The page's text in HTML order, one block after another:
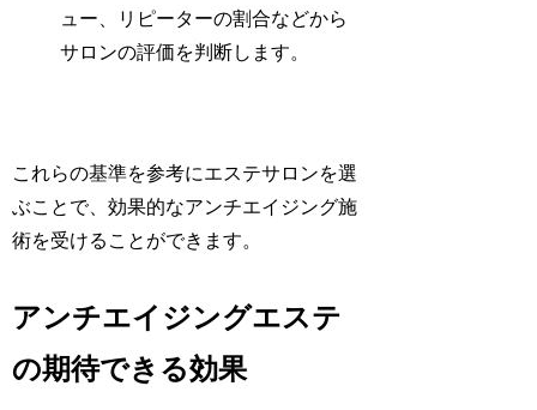
ュー、リピーターの割合などから
サロンの評価を判断します。
これらの基準を参考にエステサロンを選
ぶことで、効果的なアンチエイジング施
術を受けることができます。
アンチエイジングエステ
の期待できる効果